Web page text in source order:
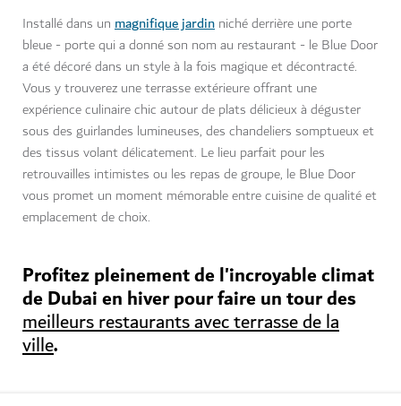
Installé dans un magnifique jardin niché derrière une porte
bleue - porte qui a donné son nom au restaurant - le Blue Door
a été décoré dans un style à la fois magique et décontracté.
Vous y trouverez une terrasse extérieure offrant une
expérience culinaire chic autour de plats délicieux à déguster
sous des guirlandes lumineuses, des chandeliers somptueux et
des tissus volant délicatement. Le lieu parfait pour les
retrouvailles intimistes ou les repas de groupe, le Blue Door
vous promet un moment mémorable entre cuisine de qualité et
emplacement de choix.
Profitez pleinement de l'incroyable climat
de Dubai en hiver pour faire un tour des
meilleurs restaurants avec terrasse de la
ville.